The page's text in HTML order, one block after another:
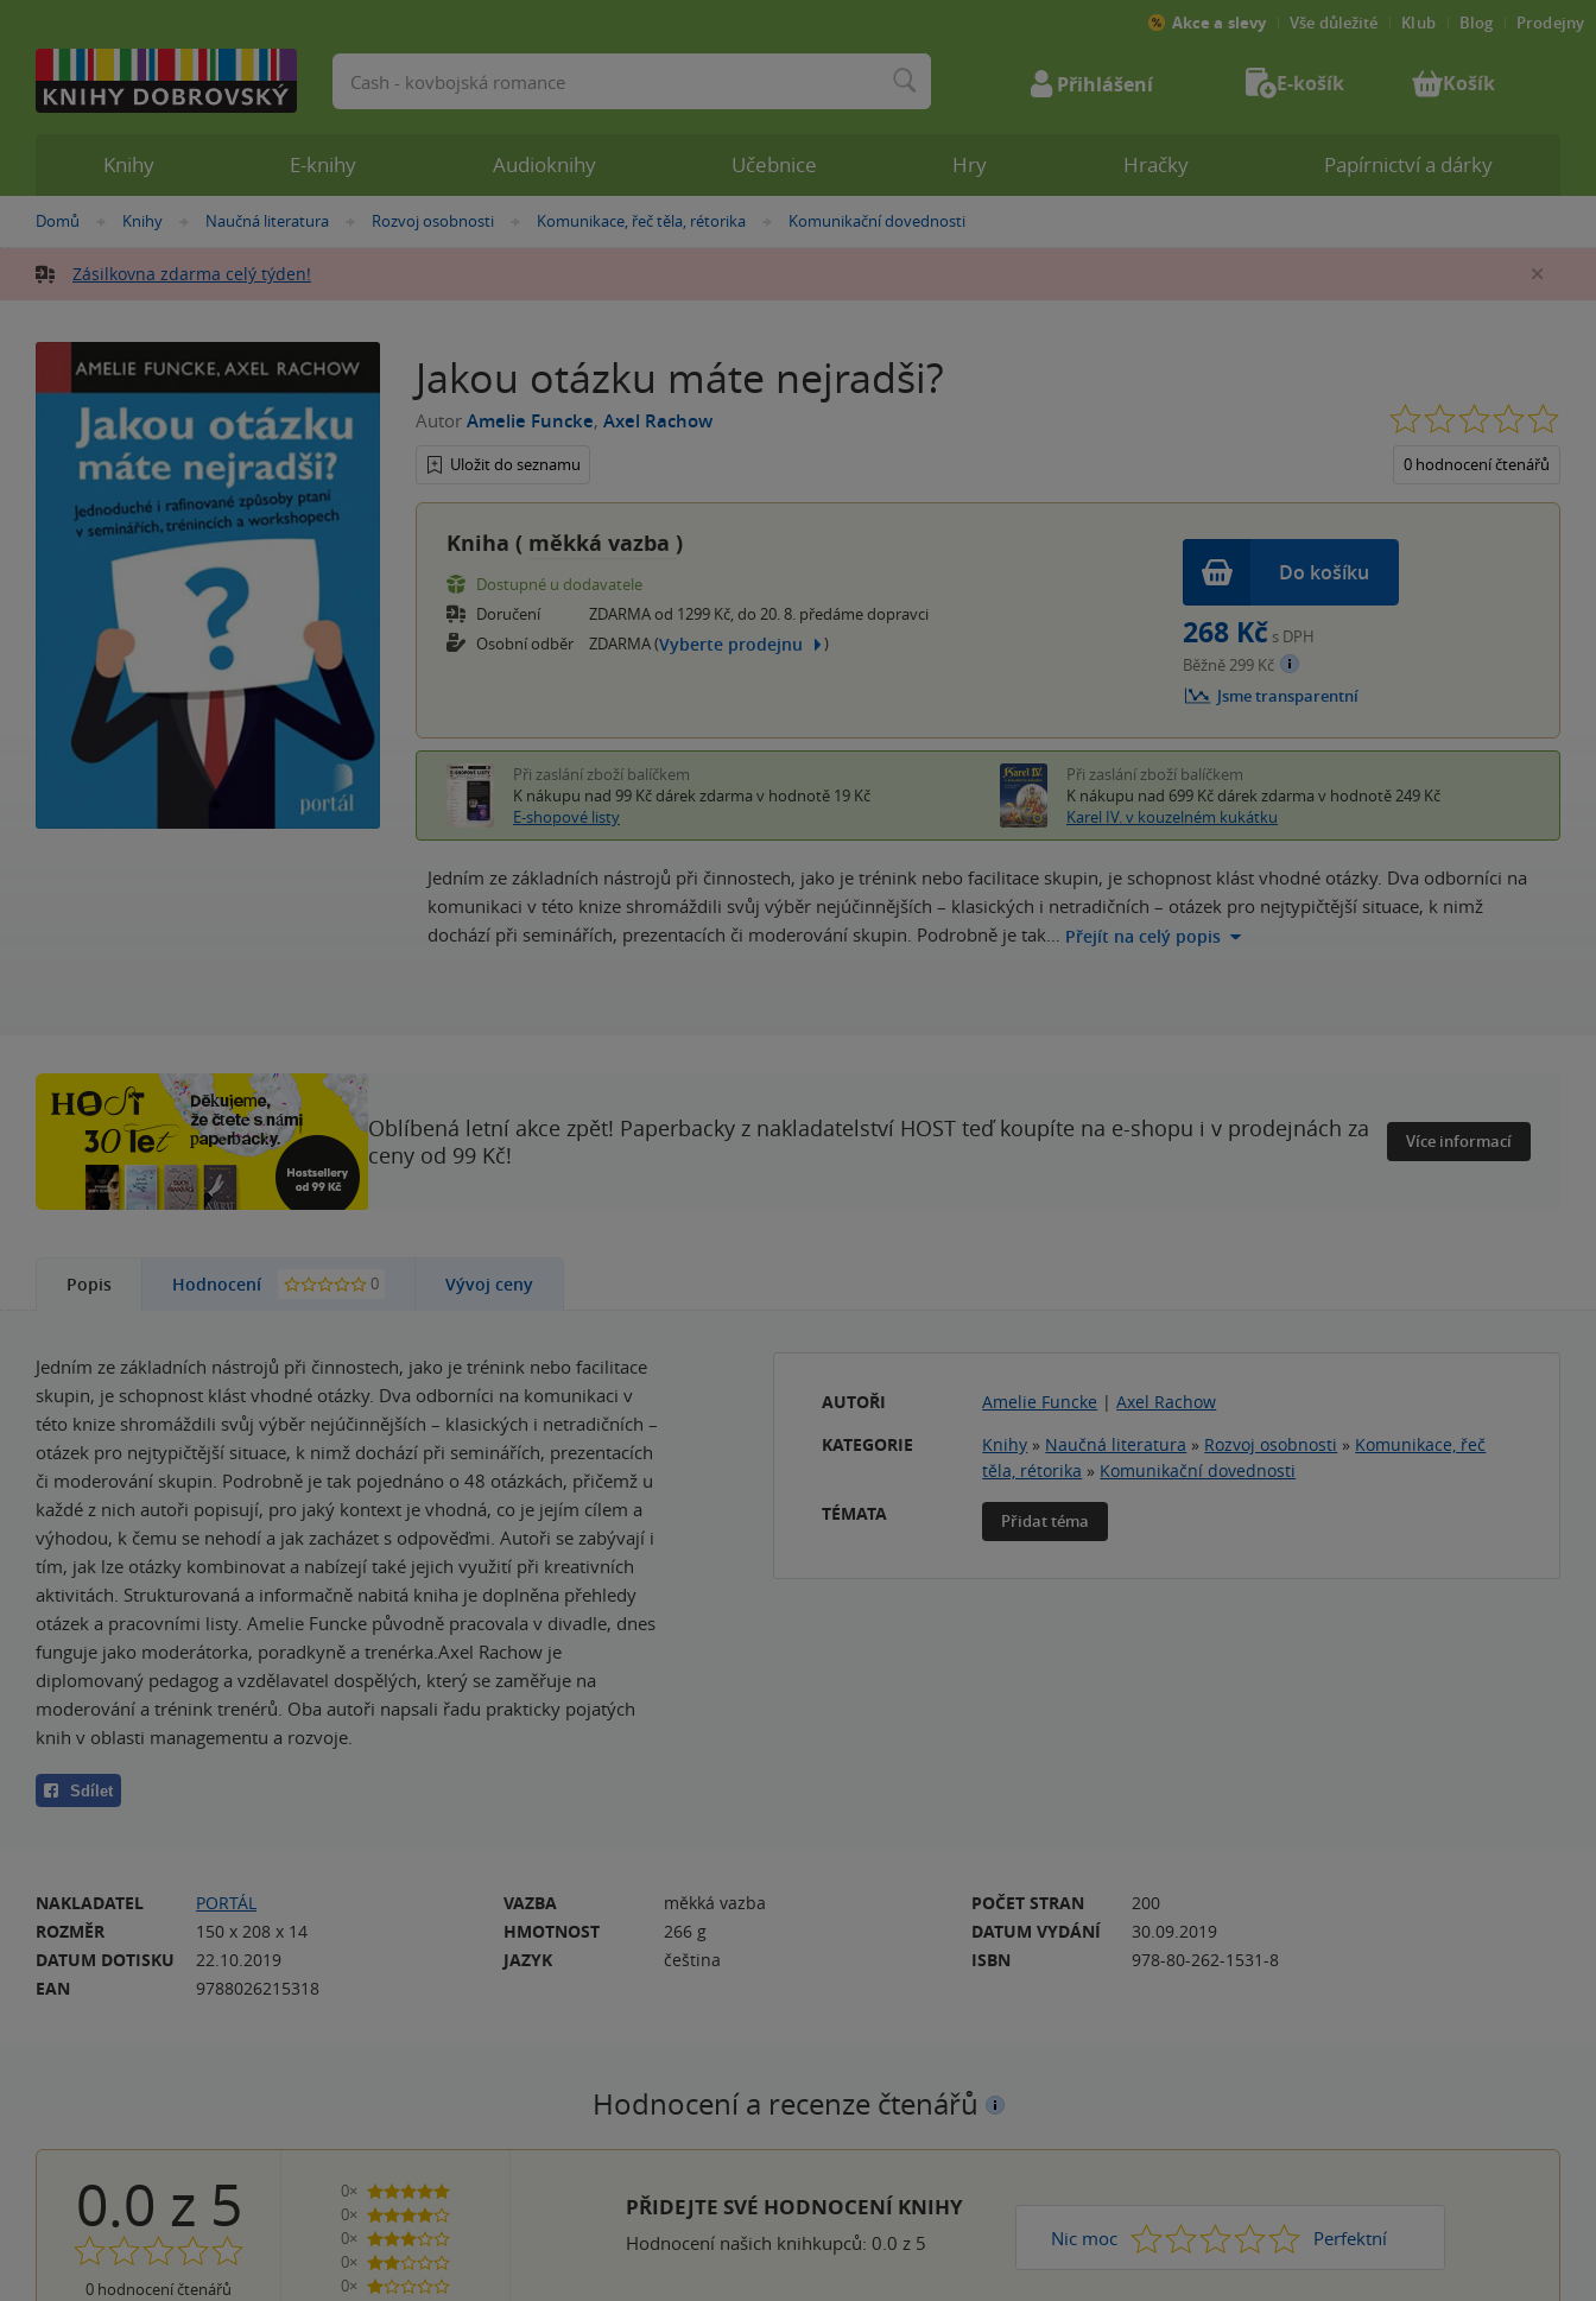
Nacházíte
zde:
Domů »
Knihy »
Naučná literatura »
Rozvoj osobnosti »
Komunikace, řeč těla, rétorika »
Komunikační dovednosti
Zásilkovna zdarma celý týden!
Jakou otázku máte nejradši?
Autor Amelie Funcke, Axel Rachow
Uložit do seznamu 0 hodnocení čtenářů
Kniha ( měkká vazba )
Dostupné u dodavatele
Doručení
ZDARMA od 1299 Kč, do 20. 8. předáme dopravci
Osobní odběr
ZDARMA (Vyberte prodejnu )
Do košíku
268 Kč s DPH
Běžně 299 Kč
Jsme transparentní
Při zaslání zboží balíčkem
K nákupu nad 99 Kč dárek zdarma v hodnotě 19 Kč
E-shopové listy
Při zaslání zboží balíčkem
K nákupu nad 699 Kč dárek zdarma v hodnotě 249 Kč
Karel IV. v kouzelném kukátku
Jedním ze základních nástrojů při činnostech, jako je trénink nebo facilitace skupin, je schopnost klást vhodné otázky. Dva odborníci na
komunikaci v této knize shromáždili svůj výběr nejúčinnějších – klasických i netradičních – otázek pro nejtypičtější situace, k nimž
dochází při seminářích, prezentacích či moderování skupin. Podrobně je tak… Přejít na celý popis
Oblíbená letní akce zpět! Paperbacky z nakladatelství HOST teď koupíte na e-shopu i v prodejnách za
ceny od 99 Kč!
Více informací
Popis Hodnocení 0 Vývoj ceny
Jedním ze základních nástrojů při činnostech, jako je trénink nebo facilitace
skupin, je schopnost klást vhodné otázky. Dva odborníci na komunikaci v
této knize shromáždili svůj výběr nejúčinnějších – klasických i netradičních –
otázek pro nejtypičtější situace, k nimž dochází při seminářích, prezentacích
či moderování skupin. Podrobně je tak pojednáno o 48 otázkách, přičemž u
každé z nich autoři popisují, pro jaký kontext je vhodná, co je jejím cílem a
výhodou, k čemu se nehodí a jak zacházet s odpověďmi. Autoři se zabývají i
tím, jak lze otázky kombinovat a nabízejí také jejich využití při kreativních
aktivitách. Strukturovaná a informačně nabitá kniha je doplněna přehledy
otázek a pracovními listy. Amelie Funcke původně pracovala v divadle, dnes
funguje jako moderátorka, poradkyně a trenérka.Axel Rachow je
diplomovaný pedagog a vzdělavatel dospělých, který se zaměřuje na
moderování a trénink trenérů. Oba autoři napsali řadu prakticky pojatých
knih v oblasti managementu a rozvoje.
Sdílet
AUTOŘI Amelie Funcke |Axel Rachow
KATEGORIE
Knihy » Naučná literatura » Rozvoj osobnosti » Komunikace, řeč
těla, rétorika » Komunikační dovednosti
TÉMATA
Přidat téma
NAKLADATEL
PORTÁL
ROZMĚR
150 x 208 x 14
DATUM DOTISKU
22.10.2019
EAN
9788026215318
VAZBA
měkká vazba
HMOTNOST
266 g
JAZYK
čeština
POČET STRAN
200
DATUM VYDÁNÍ
30.09.2019
ISBN
978-80-262-1531-8
Hodnocení a recenze čtenářů
0.0 z 5
0 hodnocení čtenářů
0×
5 hvězdiček
0×
4 hvězdičky
0×
3 hvězdičky
0×
2 hvězdičky
0×
1 hvezdička
PŘIDEJTE SVÉ HODNOCENÍ KNIHY
Hodnocení našich knihkupců: 0.0 z 5 Nic moc 1 2 3 4 Perfektní
5
Knihy E-knihy Audioknihy Učebnice Hry Hračky Papírnictví a dárky
Akce a slevy Vše důležité Klub Blog Prodejny
Vyhledávání Přihlášení E-košík Košík